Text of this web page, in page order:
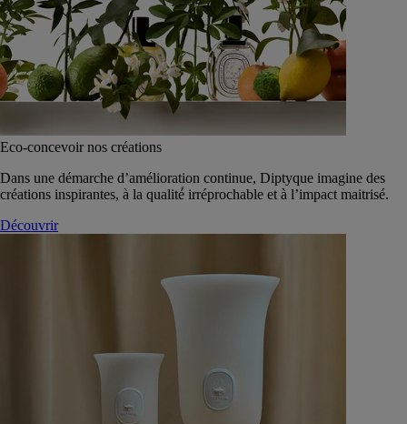
Eco-concevoir nos créations
Dans une démarche d’amélioration continue, Diptyque imagine des
créations inspirantes, à la qualité́ irréprochable et à l’impact maitrisé.
Découvrir